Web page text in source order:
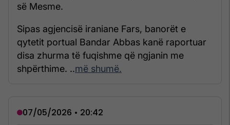
së Mesme.
Sipas agjencisë iraniane Fars, banorët e
qytetit portual Bandar Abbas kanë raportuar
disa zhurma të fuqishme që ngjanin me
shpërthime. ..më shumë.
07/05/2026 • 20:42